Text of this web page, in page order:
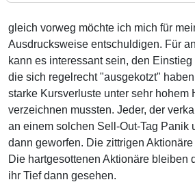
gleich vorweg möchte ich mich für
Ausdrucksweise entschuldigen. Für
kann es interessant sein, den
die sich regelrecht "ausgekotzt"
starke Kursverluste unter sehr hohem
verzeichnen mussten. Jeder, der
an einem solchen Sell-Out-Tag Panik
dann geworfen. Die zittrigen
Die hartgesottenen Aktionäre bleiben
ihr Tief dann gesehen.